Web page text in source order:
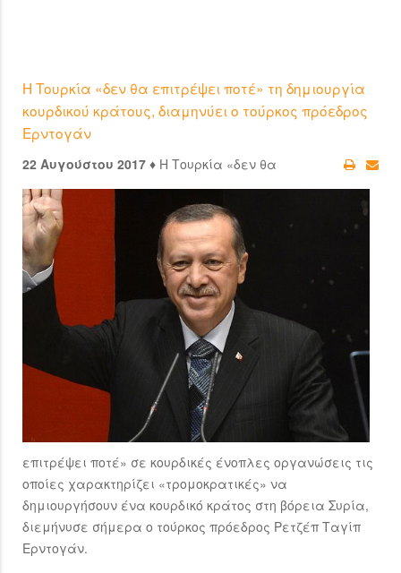
Η Τουρκία «δεν θα επιτρέψει ποτέ» τη δημιουργία
κουρδικού κράτους, διαμηνύει ο τούρκος πρόεδρος
Ερντογάν
22 Αυγούστου 2017 ♦ Η Τουρκία «δεν θα
επιτρέψει ποτέ» σε κουρδικές ένοπλες οργανώσεις τις
οποίες χαρακτηρίζει «τρομοκρατικές» να
δημιουργήσουν ένα κουρδικό κράτος στη βόρεια Συρία,
διεμήνυσε σήμερα ο τούρκος πρόεδρος Ρετζέπ Ταγίπ
Ερντογάν.